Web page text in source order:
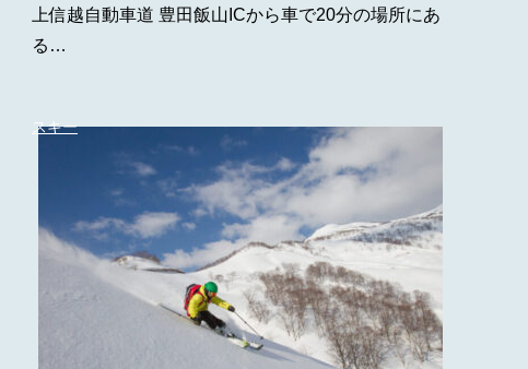
上信越自動車道 豊田飯山ICから車で20分の場所にあ
る…
スキー